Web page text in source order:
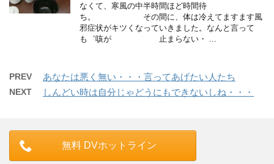
なくて、寒風の中半時間ほど時間待
ち。 その間に、体は冷えてますます風
邪症状がキツくなっていきました。なんと言って
も゛咳が 止まらない・ ...
PREV あなたは悪く無い・・・言ってあげたい人たち
NEXT しんどい時は自分じゃどうにもできないしね・・・
無料 DVホットライン